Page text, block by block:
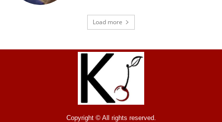
Load more
Copyright © All rights reserved.